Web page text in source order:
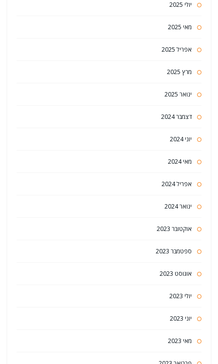
יולי 2025
מאי 2025
אפריל 2025
מרץ 2025
ינואר 2025
דצמבר 2024
יוני 2024
מאי 2024
אפריל 2024
ינואר 2024
אוקטובר 2023
ספטמבר 2023
אוגוסט 2023
יולי 2023
יוני 2023
מאי 2023